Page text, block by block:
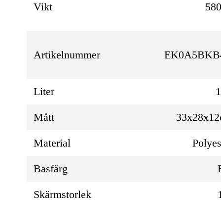
Vikt
Artikelnummer
Liter
Mått
Material
Basfärg
Skärmstorlek